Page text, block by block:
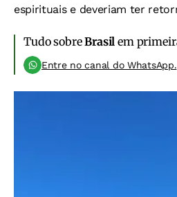
espirituais e deveriam ter
Tudo sobreBrasil em
Entre no canal do WhatsApp.